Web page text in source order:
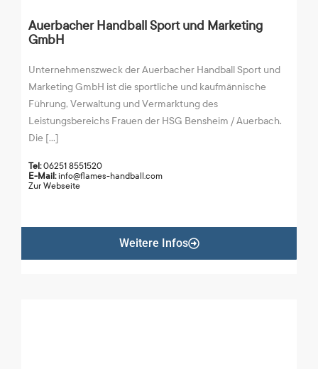
Auerbacher Handball Sport und Marketing
GmbH
Unternehmenszweck der Auerbacher Handball Sport und
Marketing GmbH ist die sportliche und kaufmännische
Führung, Verwaltung und Vermarktung des
Leistungsbereichs Frauen der HSG Bensheim / Auerbach.
Die [...]
Tel:06251 8551520
E-Mail: info@flames-handball.com
Zur Webseite
Weitere Infos